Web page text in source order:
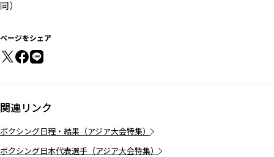
同）
ページをシェア
関連リンク
ボクシング日程・結果（アジア大会特集）
ボクシング日本代表選手（アジア大会特集）